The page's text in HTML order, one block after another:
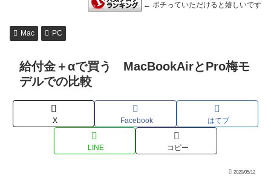
← ポチっていただけると嬉しいです
Mac PC
給付金＋αで買う MacBookAirとPro梅モ
デルでの比較
X Facebook はてブ
LINE コピー
2020/05/12